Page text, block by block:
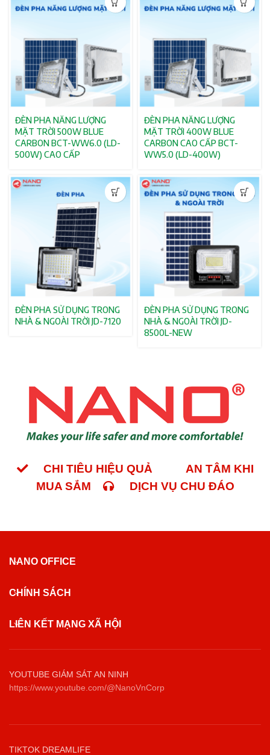
ĐÈN PHA NĂNG LƯỢNG
MẶT TRỜI 500W BLUE
CARBON BCT-WW6.0 (LD-
500W) CAO CẤP
ĐÈN PHA NĂNG LƯỢNG
MẶT TRỜI 400W BLUE
CARBON CAO CẤP BCT-
WW5.0 (LD-400W)
ĐÈN PHA SỬ DỤNG TRONG
NHÀ & NGOÀI TRỜI JD-7120
ĐÈN PHA SỬ DỤNG TRONG
NHÀ & NGOÀI TRỜI JD-
8500L-NEW
CHI TIÊU HIỆU QUẢ
AN TÂM KHI
MUA SẮM
DỊCH VỤ CHU ĐÁO
NANO OFFICE
CHÍNH SÁCH
LIÊN KẾT MẠNG XÃ HỘI
YOUTUBE GIÁM SÁT AN NINH
https://www.youtube.com/@NanoVnCorp
TIKTOK DREAMLIFE